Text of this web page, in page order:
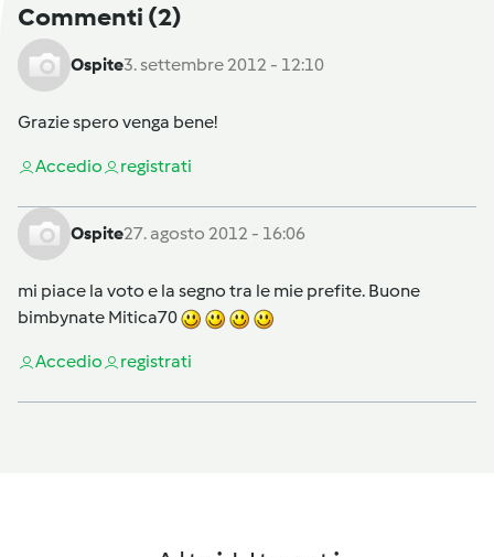
Commenti (2)
Ospite3. settembre 2012 - 12:10
Grazie spero venga bene!
Accedio registrati
Ospite27. agosto 2012 - 16:06
mi piace la voto e la segno tra le mie prefite. Buone
bimbynate Mitica70
Accedio registrati